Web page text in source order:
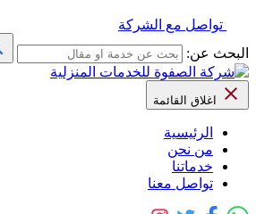
تواصل مع الشركة
البحث عن:
اغلاق القائمة
الرئيسية
من نحن
خدماتنا
تواصل معنا